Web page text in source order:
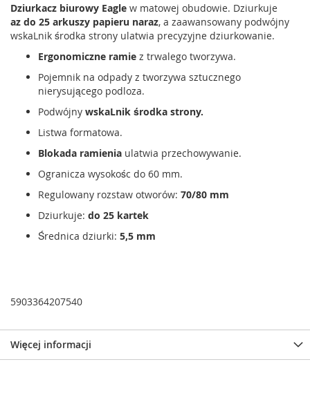
Dziurkacz biurowy Eagle w matowej obudowie. Dziurkuje
az do 25 arkuszy papieru naraz, a zaawansowany podwójny
wskaLnik środka strony ulatwia precyzyjne dziurkowanie.
Ergonomiczne ramie z trwalego tworzywa.
Pojemnik na odpady z tworzywa sztucznego
nierysującego podloza.
Podwójny wskaLnik środka strony.
Listwa formatowa.
Blokada ramienia ulatwia przechowywanie.
Ogranicza wysokośc do 60 mm.
Regulowany rozstaw otworów: 70/80 mm
Dziurkuje: do 25 kartek
Średnica dziurki: 5,5 mm
5903364207540
Więcej informacji